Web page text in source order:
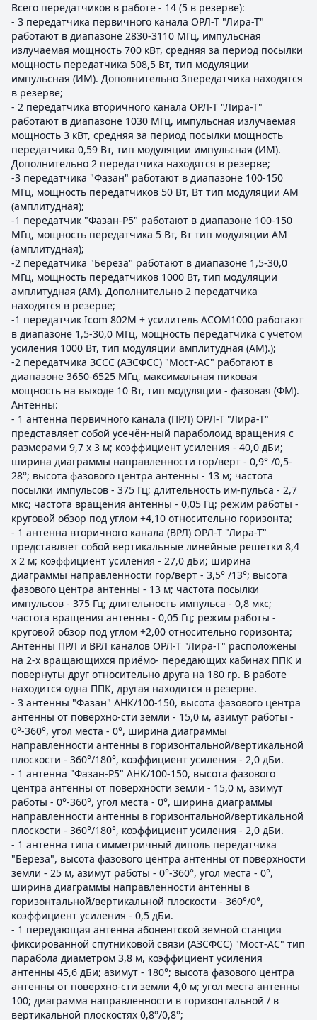
Всего передатчиков в работе - 14 (5 в резерве):
- 3 передатчика первичного канала ОРЛ-Т "Лира-Т"
работают в диапазоне 2830-3110 МГц, импульсная
излучаемая мощность 700 кВт, средняя за период посылки
мощность передатчика 508,5 Вт, тип модуляции
импульсная (ИМ). Дополнительно 3передатчика находятся
в резерве;
- 2 передатчика вторичного канала ОРЛ-Т "Лира-Т"
работают в диапазоне 1030 МГц, импульсная излучаемая
мощность 3 кВт, средняя за период посылки мощность
передатчика 0,59 Вт, тип модуляции импульсная (ИМ).
Дополнительно 2 передатчика находятся в резерве;
-3 передатчика "Фазан" работают в диапазоне 100-150
МГц, мощность передатчиков 50 Вт, Вт тип модуляции АМ
(амплитудная);
-1 передатчик "Фазан-Р5" работают в диапазоне 100-150
МГц, мощность передатчика 5 Вт, Вт тип модуляции АМ
(амплитудная);
-2 передатчика "Береза" работают в диапазоне 1,5-30,0
МГц, мощность передатчиков 1000 Вт, тип модуляции
амплитудная (АМ). Дополнительно 2 передатчика
находятся в резерве;
-1 передатчик Icom 802M + усилитель ACOM1000 работают
в диапазоне 1,5-30,0 МГц, мощность передатчика с учетом
усиления 1000 Вт, тип модуляции амплитудная (АМ).);
-2 передатчика ЗССС (АЗСФСС) "Мост-АС" работают в
диапазоне 3650-6525 МГц, максимальная пиковая
мощность на выходе 10 Вт, тип модуляции - фазовая (ФМ).
Антенны:
- 1 антенна первичного канала (ПРЛ) ОРЛ-Т "Лира-Т"
представляет собой усечён-ный параболоид вращения с
размерами 9,7 х 3 м; коэффициент усиления - 40,0 дБи;
ширина диаграммы направленности гор/верт - 0,9° /0,5-
28°; высота фазового центра антенны - 13 м; частота
посылки импульсов - 375 Гц; длительность им-пульса - 2,7
мкс; частота вращения антенны - 0,05 Гц; режим работы -
круговой обзор под углом +4,10 относительно горизонта;
- 1 антенна вторичного канала (ВРЛ) ОРЛ-Т "Лира-Т"
представляет собой вертикальные линейные решётки 8,4
х 2 м; коэффициент усиления - 27,0 дБи; ширина
диаграммы направленности гор/верт - 3,5° /13°; высота
фазового центра антенны - 13 м; частота посылки
импульсов - 375 Гц; длительность импульса - 0,8 мкс;
частота вращения антенны - 0,05 Гц; режим работы -
круговой обзор под углом +2,00 относительно горизонта;
Антенны ПРЛ и ВРЛ каналов ОРЛ-Т "Лира-Т" расположены
на 2-х вращающихся приёмо- передающих кабинах ППК и
повернуты друг относительно друга на 180 гр. В работе
находится одна ППК, другая находится в резерве.
- 3 антенны "Фазан" АНК/100-150, высота фазового центра
антенны от поверхно-сти земли - 15,0 м, азимут работы -
0°-360°, угол места - 0°, ширина диаграммы
направленности антенны в горизонтальной/вертикальной
плоскости - 360°/180°, коэффициент усиления - 2,0 дБи.
- 1 антенна "Фазан-Р5" АНК/100-150, высота фазового
центра антенны от поверхности земли - 15,0 м, азимут
работы - 0°-360°, угол места - 0°, ширина диаграммы
направленности антенны в горизонтальной/вертикальной
плоскости - 360°/180°, коэффициент усиления - 2,0 дБи.
- 1 антенна типа симметричный диполь передатчика
"Береза", высота фазового центра антенны от поверхности
земли - 25 м, азимут работы - 0°-360°, угол места - 0°,
ширина диаграммы направленности антенны в
горизонтальной/вертикальной плоскости - 360°/0°,
коэффициент усиления - 0,5 дБи.
- 1 передающая антенна абонентской земной станция
фиксированной спутниковой связи (АЗСФСС) "Мост-АС" тип
парабола диаметром 3,8 м, коэффициент усиления
антенны 45,6 дБи; азимут - 180°; высота фазового центра
антенны от поверхно-сти земли 4,0 м; угол места антенны
100; диаграмма направленности в горизонтальной / в
вертикальной плоскостях 0,8°/0,8°;